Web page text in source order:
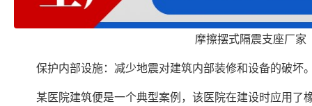
摩擦摆式隔震支座厂家
保护内部设施：减少地震对建筑内部装修和设备的破坏
某医院建筑便是一个典型案例，该医院在建设时应用了